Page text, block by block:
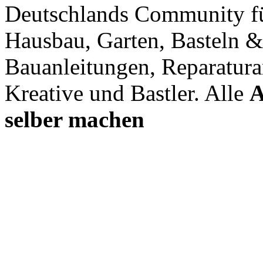
Deutschlands Community
Hausbau, Garten, Basteln
Bauanleitungen,
Kreative und Bastler. Alle
selber machen